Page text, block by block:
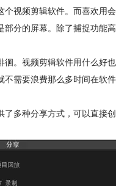
个视频剪辑软件。而喜欢用
分的屏幕。除了捕捉功能
。视频剪辑软件用什么好
需要浪费那么多时间在软
多种分享方式，可以直接